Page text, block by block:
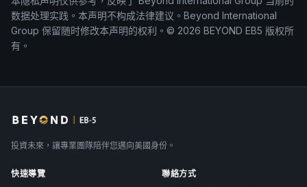
数据处理实践。本声明不构成法律建议。Beyond International
Group 保留随时修改本声明的权利。© 2026 BEYOND EB5 版权所
有。
投資未來，讓專業團隊陪伴您邁向美國身份。
快速導覽
聯絡方式